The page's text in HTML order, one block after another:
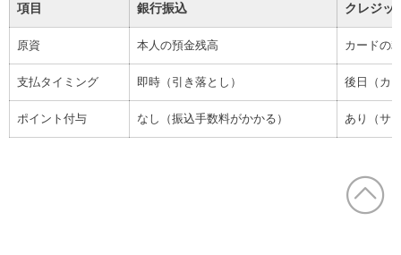
項目 銀行振込 クレジッ
原資 本人の預金残高 カードの
支払タイミング 即時（引き落とし） 後日（カ
ポイント付与 なし（振込手数料がかかる） あり（サ